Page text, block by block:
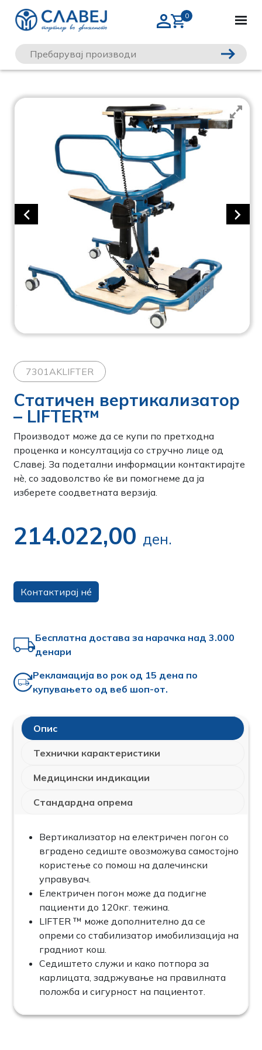
7301AKLIFTER
Статичен вертикализатор
– LIFTER™
Производот може да се купи по претходна
проценка и консултација со стручно лице од
Славеј. За подетални информации контактирајте
нѐ, со задоволство ќе ви помогнеме да ја
изберете соодветната верзија.
214.022,00 ден.
Контактирај нé
Бесплатна достава за нарачка над 3.000
денари
Рекламација во рок од 15 дена по
купувањето од веб шоп-от.
Опис
Технички карактеристики
Медицински индикации
Стандардна опрема
Вертикализатор на електричен погон со
вградено седиште овозможува самостојно
користење со помош на далечински
управувач.
Електричен погон може да подигне
пациенти до 120кг. тежина.
LIFTER ™ може дополнително да се
опреми со стабилизатор имобилизација на
градниот кош.
Седиштето служи и како потпора за
карлицата, задржување на правилната
положба и сигурност на пациентот.